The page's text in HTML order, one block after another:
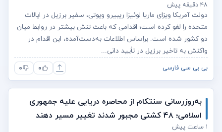
۴۸ دقیقه پیش
دولت آمریکا ویزای ماریا لوئیزا ریبیرو ویوتی، سفیر برزیل در ایالات
متحده را لغو کرده است؛ اقدامی که باعث تنش بیشتر در روابط میان
دو کشور شده است. براساس اطلاعات به‌دست‌آمده، این اقدام در
واکنش به تاخیر برزیل در تأیید دانی...
بی بی سی فارسی ۰ ۰
به‌روزرسانی سنتکام از محاصره دریایی علیه جمهوری
اسلامی؛ ۴۸ کشتی مجبور شدند تغییر مسیر دهند
۱ ساعت پیش